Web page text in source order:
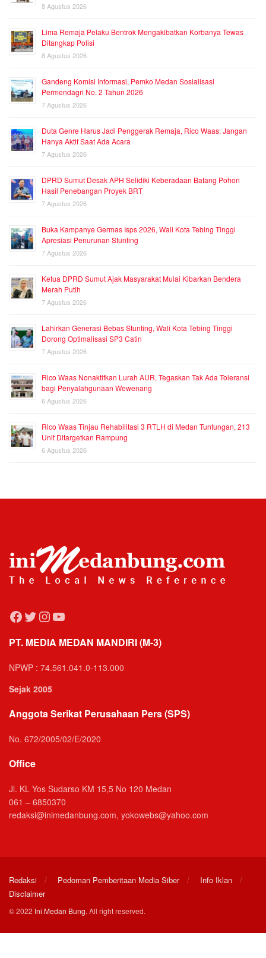
8 Agustus 2026
Lima Remaja Pelaku Bentrok Mengakibatkan Korbanya Tewas
Ditangkap Polisi
8 Agustus 2026
Gandeng Komisi Informasi, Pemko Medan Sosialisasi
Permendagri No. 2 Tahun 2026
7 Agustus 2026
Duta Genre Harus Jadi Penggerak Remaja, Rico Waas: Jangan
Hanya Aktif Saat Ada Acara
7 Agustus 2026
DPRD Sumut Desak APH Selidiki Keberadaan Batang Pohon
Hasil Penebangan Proyek BRT
7 Agustus 2026
Buka Kampanye Germas Isps 2026, Wali Kota Tebing Tinggi
Apresiasi Penurunan Stunting
7 Agustus 2026
Ketua DPRD Sumut Ajak Masyarakat Mulai Kibarkan Bendera
Merah Putih
7 Agustus 2026
Lahirkan Generasi Bebas Stunting, Wali Kota Tebing Tinggi
Dorong Optimalisasi SP3 Catin
7 Agustus 2026
Rico Waas Nonaktifkan Lurah AUR, Tegaskan Tak Ada Toleransi
bagi Penyalahgunaan Wewenang
6 Agustus 2026
Rico Waas Tinjau Rehabilitasi 3 RTLH di Medan Tuntungan, 213
Unit Ditargetkan Rampung
6 Agustus 2026
Facebook
Twitter
Instagram
YouTube
PT. MEDIA MEDAN MANDIRI (M-3)
NPWP : 74.561.041.0-113.000
Sejak 2005
Anggota Serikat Perusahaan Pers (SPS)
No. 672/2005/02/E/2020
Office
Jl. KL Yos Sudarso KM 15,5 No 120 Medan
061 – 6850370
redaksi@inimedanbung.com, yokowebs@yahoo.com
Redaksi Pedoman Pemberitaan Media Siber
Info Iklan
Disclaimer
© 2022 Ini Medan Bung. All right reserved.